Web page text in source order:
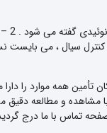
کنترل
کنترل سیال ، می بایست
تأمین همه موارد را
مشاهده و مطالعه
صفحه تماس با ما درج